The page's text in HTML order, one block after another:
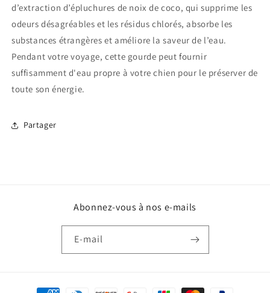
d’extraction d’épluchures de noix de coco, qui supprime les
odeurs désagréables et les résidus chlorés, absorbe les
substances étrangères et améliore la saveur de l’eau.
Pendant votre voyage, cette gourde peut fournir
suffisamment d'eau propre à votre chien pour le préserver de
toute son énergie.
Partager
Abonnez-vous à nos e-mails
E-mail
Moyens